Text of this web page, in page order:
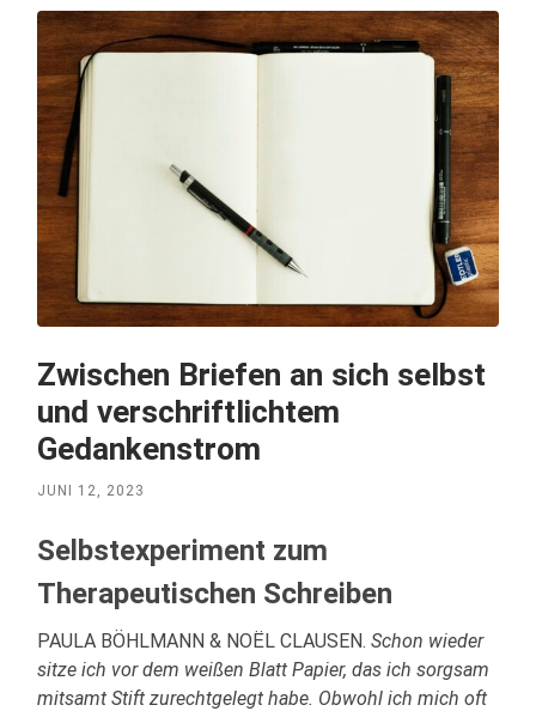
Zwischen Briefen an sich selbst
und verschriftlichtem
Gedankenstrom
JUNI 12, 2023
Selbstexperiment zum
Therapeutischen Schreiben
PAULA BÖHLMANN & NOËL CLAUSEN.Schon wieder
sitze ich vor dem weißen Blatt Papier, das ich sorgsam
mitsamt Stift zurechtgelegt habe. Obwohl ich mich oft